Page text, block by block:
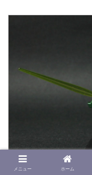
メニュー ホーム